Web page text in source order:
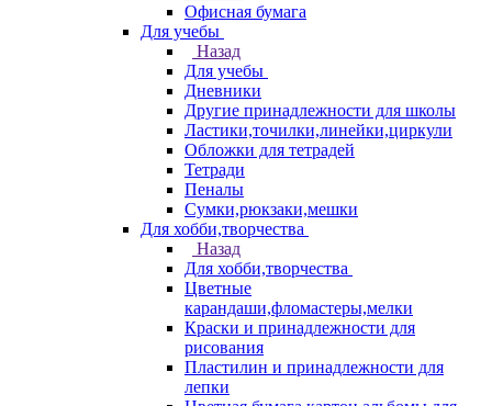
Офисная бумага
Для учебы
Назад
Для учебы
Дневники
Другие принадлежности для школы
Ластики,точилки,линейки,циркули
Обложки для тетрадей
Тетради
Пеналы
Сумки,рюкзаки,мешки
Для хобби,творчества
Назад
Для хобби,творчества
Цветные
карандаши,фломастеры,мелки
Краски и принадлежности для
рисования
Пластилин и принадлежности для
лепки